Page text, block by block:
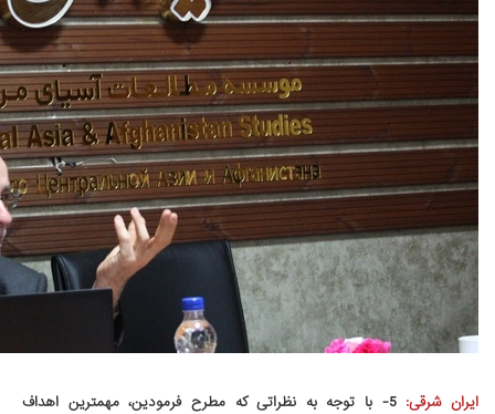
ایران شرقی:
5- با توجه به نظراتی که مطرح فرمودین، مهمترین اهداف